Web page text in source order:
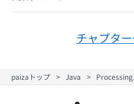
チャプタ
paizaトップ Java